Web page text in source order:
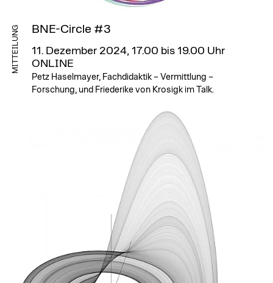
MITTEILUNG BNE-Circle #3
11. Dezember 2024, 17.00 bis 19.00 Uhr
ONLINE
Petz Haselmayer, Fachdidaktik – Vermittlung –
Forschung, und Friederike von Krosigk im Talk.